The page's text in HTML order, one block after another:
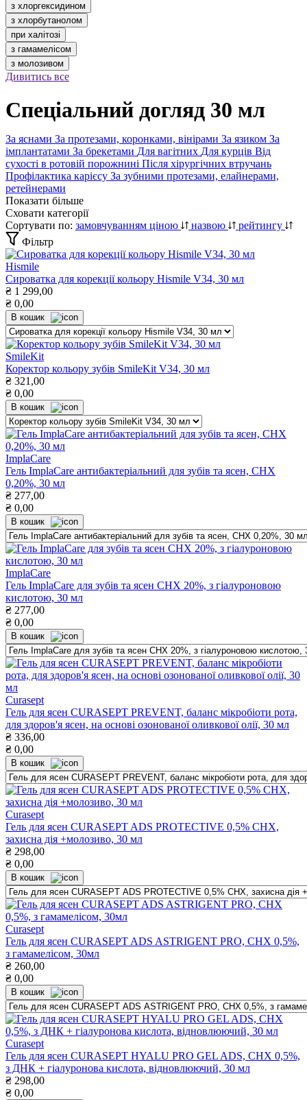
з хлоргексидином
з хлорбутанолом
при халітозі
з гамамелісом
з молозивом
Дивитись все
Спеціальний догляд 30 мл
За яснами За протезами, коронками, вінірами За язиком За
імплантатами За брекетами Для вагітних Для курців Від
сухості в ротовій порожнині Після хірургічних втручань
Профілактика карієсу За зубними протезами, елайнерами,
ретейнерами
Показати більше
Сховати категорії
Сортувати по: замовчуванням ціною назвою
рейтингу
Фільтр
Hismile
Сироватка для корекції кольору Hismile V34, 30 мл
₴ 1 299,00
₴ 0,00
В кошик
SmileKit
Коректор кольору зубів SmileKit V34, 30 мл
₴ 321,00
₴ 0,00
В кошик
ImplaCare
Гель ImрlaCare антибактеріальний для зубів та ясен, СНХ
0,20%, 30 мл
₴ 277,00
₴ 0,00
В кошик
ImplaCare
Гель ImрlaCare для зубів та ясен CHX 20%, з гіалуроновою
кислотою, 30 мл
₴ 277,00
₴ 0,00
В кошик
Curasept
Гель для ясен CURASEPT PREVENT, баланс мікробіоти рота,
для здоров'я ясен, на основі озонованої оливкової олії, 30 мл
₴ 336,00
₴ 0,00
В кошик
Curasept
Гель для ясен CURASEPT ADS PROTECTIVE 0,5% CHX,
захисна дія +молозиво, 30 мл
₴ 298,00
₴ 0,00
В кошик
Curasept
Гель для ясен CURASEPT ADS ASTRIGENT PRO, СНХ 0,5%,
з гамамелісом, 30мл
₴ 260,00
₴ 0,00
В кошик
Curasept
Гель для ясен CURASEPT HYALU PRO GEL ADS, СНХ 0,5%,
з ДНК + гіалуронова кислота, відновлюючий, 30 мл
₴ 298,00
₴ 0,00